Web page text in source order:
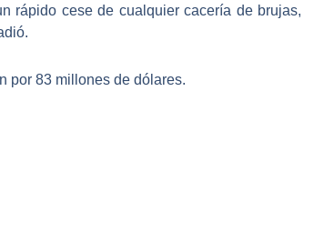
rápido cese de cualquier cacería de brujas,
por 83 millones de dólares.